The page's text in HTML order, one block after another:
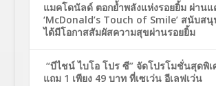
แมคโดนัลด์ ตอกย้ำพลังแห่งรอยยิ้ม ผ่าน
‘McDonald’s Touch of Smile’ สนับส
ได้มีโอกาสสัมผัสความสุขผ่านรอยยิ้ม
“บีไชน์ ไบโอ โปร ซี” จัดโปรโมชั่นสุดพิเ
แถม 1 เพียง 49 บาท ที่เซเว่น อีเลฟเว่น